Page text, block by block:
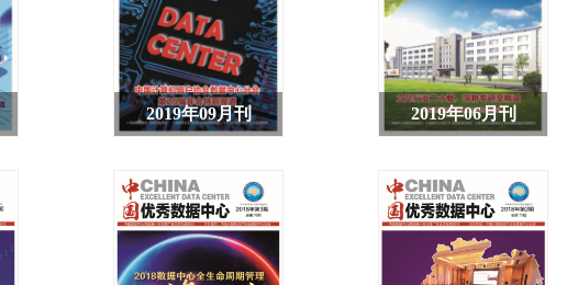
2019年09月刊 2019年06月刊